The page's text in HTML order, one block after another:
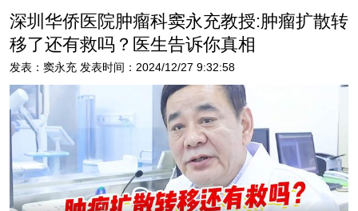
深圳华侨医院肿瘤科窦永充教授:肿瘤扩散转
移了还有救吗？医生告诉你真相
发表：窦永充 发表时间：2024/12/27 9:32:58